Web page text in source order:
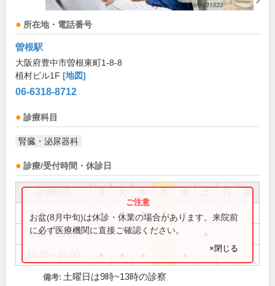
所在地・電話番号
曽根駅
大阪府豊中市曽根東町1-8-8
植村ビル1F [地図]
06-6318-8712
診療科目
腎臓・泌尿器科
診療/受付時間・休診日
祝
9:00～12:30 ● ● ● ● ●
9:00～13:00
お盆(8月中旬)は休診・休業の場合があります。来院前
に必ず医療機関に直接ご確認ください。
×閉じる
備考: 土曜日は9時~13時の診察